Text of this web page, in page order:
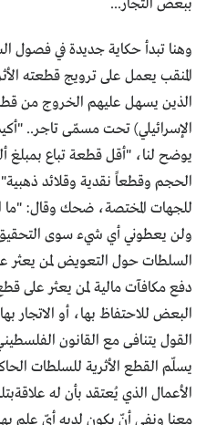
ببعض التجار...
وهنا تبدأ حكاية جديدة في فصول
المنقب يعمل على ترويج قطعته
الذين يسهل عليهم الخروج من
الإسرائيلي) تحت مسمّى تاجر..
يوضح لنا، "أقل قطعة تباع بمبلغ
الحجم وقطعاً نقدية وقلائد
للجهات المختصة، ضحك وقال: "ما
ولن يعطوني أي شيء سوى
السلطات حول التعويض لمن يعثر
دفع مكافآت مالية لمن يعثر على
البعض للاحتفاظ بها، أو الاتجار
القول يتنافى مع القانون
يسلّم القطع الأثرية للسلطات
الأعمال الذي يُعتقد بأن له
معنا ونفى أنّ يكون لديه أيّ علم